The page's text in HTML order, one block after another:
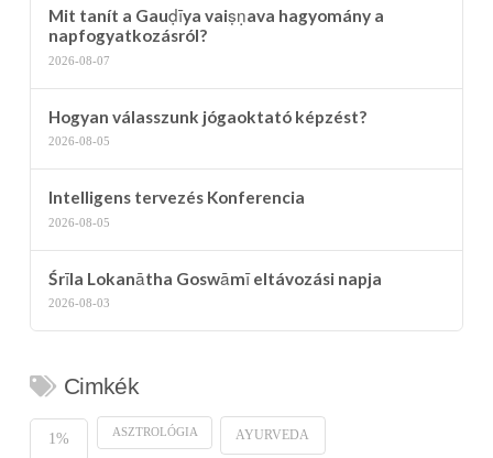
Mit tanít a Gauḍīya vaiṣṇava hagyomány a
napfogyatkozásról?
2026-08-07
Hogyan válasszunk jógaoktató képzést?
2026-08-05
Intelligens tervezés Konferencia
2026-08-05
Śrīla Lokanātha Goswāmī eltávozási napja
2026-08-03
Cimkék
1% ASZTROLÓGIA AYURVEDA